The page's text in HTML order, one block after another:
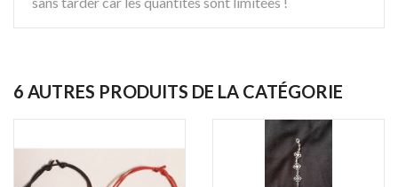
6 AUTRES PRODUITS DE LA CATÉGORIE